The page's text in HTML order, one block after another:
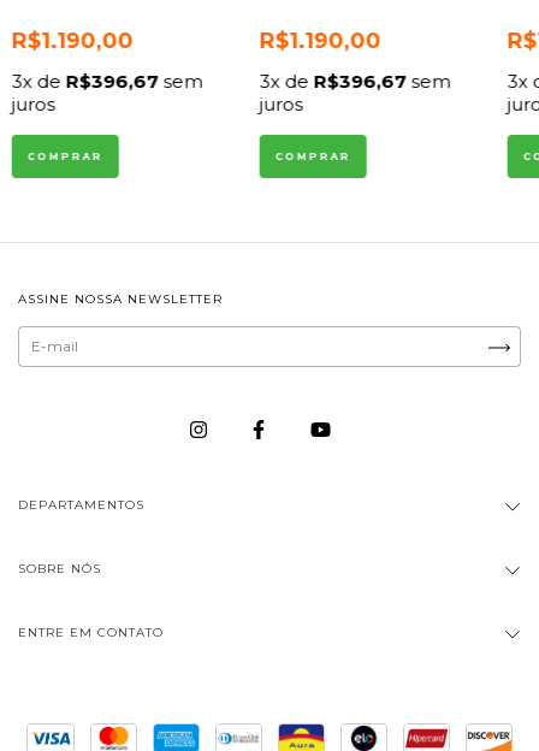
R$1.190,00
3x de R$396,67sem
juros
R$1.190,00
3x de R$396,67sem
juros
3x
ASSINE NOSSA NEWSLETTER
DEPARTAMENTOS
SOBRE NÓS
ENTRE EM CONTATO